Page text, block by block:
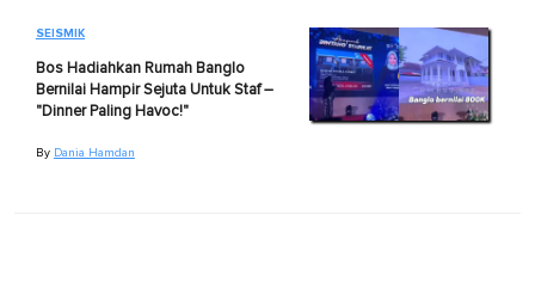
SEISMIK
Bos Hadiahkan Rumah Banglo
Bernilai Hampir Sejuta Untuk Staf –
"Dinner Paling Havoc!"
By Dania Hamdan